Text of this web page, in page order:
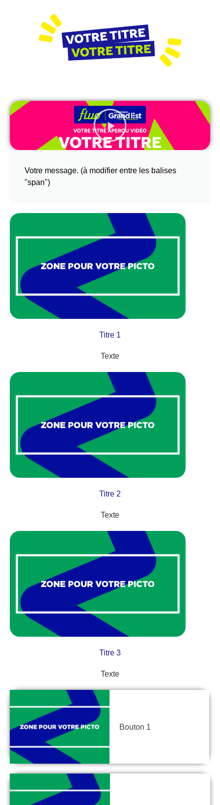
Votre message. (à modifier entre les balises
"span")
Titre 1
Texte
Titre 2
Texte
Titre 3
Texte
Bouton 1